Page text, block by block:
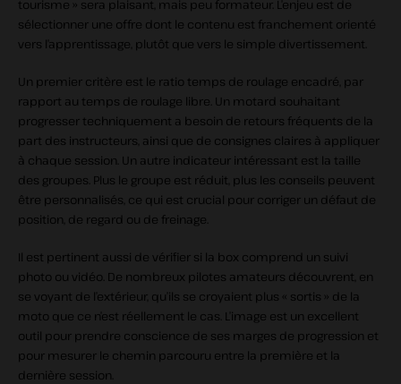
tourisme » sera plaisant, mais peu formateur. L’enjeu est de
sélectionner une offre dont le contenu est franchement orienté
vers l’apprentissage, plutôt que vers le simple divertissement.
Un premier critère est le ratio temps de roulage encadré, par
rapport au temps de roulage libre. Un motard souhaitant
progresser techniquement a besoin de retours fréquents de la
part des instructeurs, ainsi que de consignes claires à appliquer
à chaque session. Un autre indicateur intéressant est la taille
des groupes. Plus le groupe est réduit, plus les conseils peuvent
être personnalisés, ce qui est crucial pour corriger un défaut de
position, de regard ou de freinage.
Il est pertinent aussi de vérifier si la box comprend un suivi
photo ou vidéo. De nombreux pilotes amateurs découvrent, en
se voyant de l’extérieur, qu’ils se croyaient plus « sortis » de la
moto que ce n’est réellement le cas. L’image est un excellent
outil pour prendre conscience de ses marges de progression et
pour mesurer le chemin parcouru entre la première et la
dernière session.